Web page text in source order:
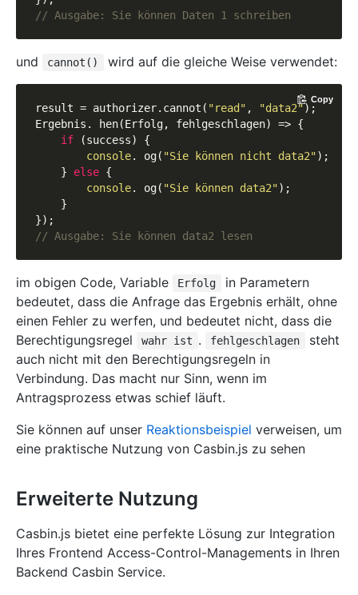
// Ausgabe: Sie können Daten 1 schreiben
und cannot() wird auf die gleiche Weise verwendet:
result = authorizer.cannot( "read" , "data2");
Ergebnis. hen(Erfolg, fehlgeschlagen) => {
if (success) {
console. og( "Sie können nicht data2");
    }
else {
console. og( "Sie können data2");
    }
// Ausgabe: Sie können data2 lesen
Copy
im obigen Code, Variable Erfolg
in Parametern
bedeutet, dass die Anfrage das Ergebnis erhält, ohne
einen Fehler zu werfen, und bedeutet nicht, dass die
Berechtigungsregel
wahr ist . fehlgeschlagen
steht
auch nicht mit den Berechtigungsregeln in
Verbindung. Das macht nur Sinn, wenn im
Antragsprozess etwas schief läuft.
Sie können auf unser Reaktionsbeispiel verweisen, um
eine praktische Nutzung von Casbin.js zu sehen
Erweiterte Nutzung
Casbin.js bietet eine perfekte Lösung zur Integration
Ihres Frontend Access-Control-Managements in Ihren
Backend Casbin Service.